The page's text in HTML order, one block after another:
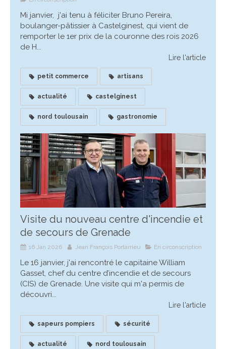
Mi janvier, j'ai tenu à féliciter Bruno Pereira,
boulanger-pâtissier à Castelginest, qui vient de
remporter le 1er prix de la couronne des rois 2026
de H...
Lire l'article
petit commerce artisans
actualité castelginest
nord toulousain gastronomie
Visite du nouveau centre d'incendie et
de secours de Grenade
16 Jan 2026 Jean François Portarrieu En circonscription
Le 16 janvier, j'ai rencontré le capitaine William
Gasset, chef du centre d’incendie et de secours
(CIS) de Grenade. Une visite qui m'a permis de
découvri...
Lire l'article
sapeurs pompiers sécurité
actualité nord toulousain